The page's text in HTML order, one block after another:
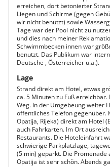
erreichen, dort betonierter
Liegen und Schirme (gegen
wir nicht benutzt) sowie
Tage war der Pool nicht zu
und dies nach meiner
Schwimmbecken innen war
benutzt. Das Publikum war
Deutsche , Österreicher u.a.).
Lage
Strand direkt am Hotel, etwas
ca. 5 Minuten zu Fuß
Weg. In der Umgebeung weiter
öffentliches Telefon gegenüber.
Opatija, Rijeka) direkt am Hotel
auch Fahrkarten. Im Ort
Restaurants. Die Hoteleinfahrt
schwierige Parkplatzlage,
(5 min) geparkt. Die
Opatija ist sehr schön. Abends